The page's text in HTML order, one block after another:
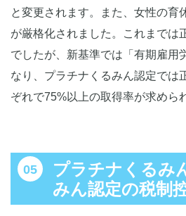
と変更されます。また、女性の育
が厳格化されました。これまでは
でしたが、新基準では「有期雇用
なり、プラチナくるみん認定では
ぞれで75%以上の取得率が求めら
プラチナくるみ
みん認定の税制